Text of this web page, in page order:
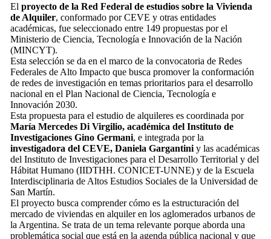
El proyecto de la Red Federal de estudios sobre la Vivienda
de Alquiler, conformado por CEVE y otras entidades
académicas, fue seleccionado entre 149 propuestas por el
Ministerio de Ciencia, Tecnología e Innovación de la Nación
(MINCYT).
Esta selección se da en el marco de la convocatoria de Redes
Federales de Alto Impacto que busca promover la conformación
de redes de investigación en temas prioritarios para el desarrollo
nacional en el Plan Nacional de Ciencia, Tecnología e
Innovación 2030.
Esta propuesta para el estudio de alquileres es coordinada por
María Mercedes Di Virgilio, académica del Instituto de
Investigaciones Gino Germani, e integrada por la
investigadora del CEVE, Daniela Gargantiniy las académicas
del Instituto de Investigaciones para el Desarrollo Territorial y del
Hábitat Humano (IIDTHH. CONICET-UNNE) y de la Escuela
Interdisciplinaria de Altos Estudios Sociales de la Universidad de
San Martín.
El proyecto busca comprender cómo es la estructuración del
mercado de viviendas en alquiler en los aglomerados urbanos de
la Argentina. Se trata de un tema relevante porque aborda una
problemática social que está en la agenda pública nacional y que